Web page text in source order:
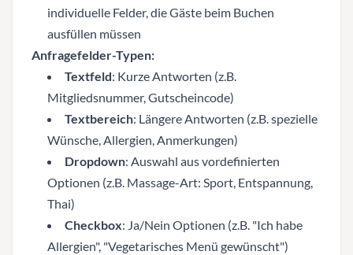
individuelle Felder, die Gäste beim Buchen
ausfüllen müssen
Anfragefelder-Typen:
Textfeld: Kurze Antworten (z.B.
Mitgliedsnummer, Gutscheincode)
Textbereich: Längere Antworten (z.B. spezielle
Wünsche, Allergien, Anmerkungen)
Dropdown: Auswahl aus vordefinierten
Optionen (z.B. Massage-Art: Sport, Entspannung,
Thai)
Checkbox: Ja/Nein Optionen (z.B. "Ich habe
Allergien", "Vegetarisches Menü gewünscht")